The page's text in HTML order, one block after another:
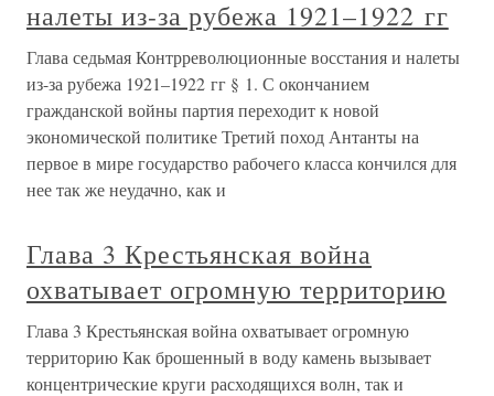
налеты из-за рубежа 1921–1922 гг
Глава седьмая Контрреволюционные восстания и налеты
из-за рубежа 1921–1922 гг § 1. С окончанием
гражданской войны партия переходит к новой
экономической политике Третий поход Антанты на
первое в мире государство рабочего класса кончился для
нее так же неудачно, как и
Глава 3 Крестьянская война
охватывает огромную территорию
Глава 3 Крестьянская война охватывает огромную
территорию Как брошенный в воду камень вызывает
концентрические круги расходящихся волн, так и